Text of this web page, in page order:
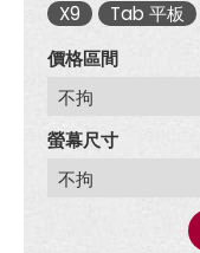
X9
Tab 平板
價格區間
螢幕尺寸